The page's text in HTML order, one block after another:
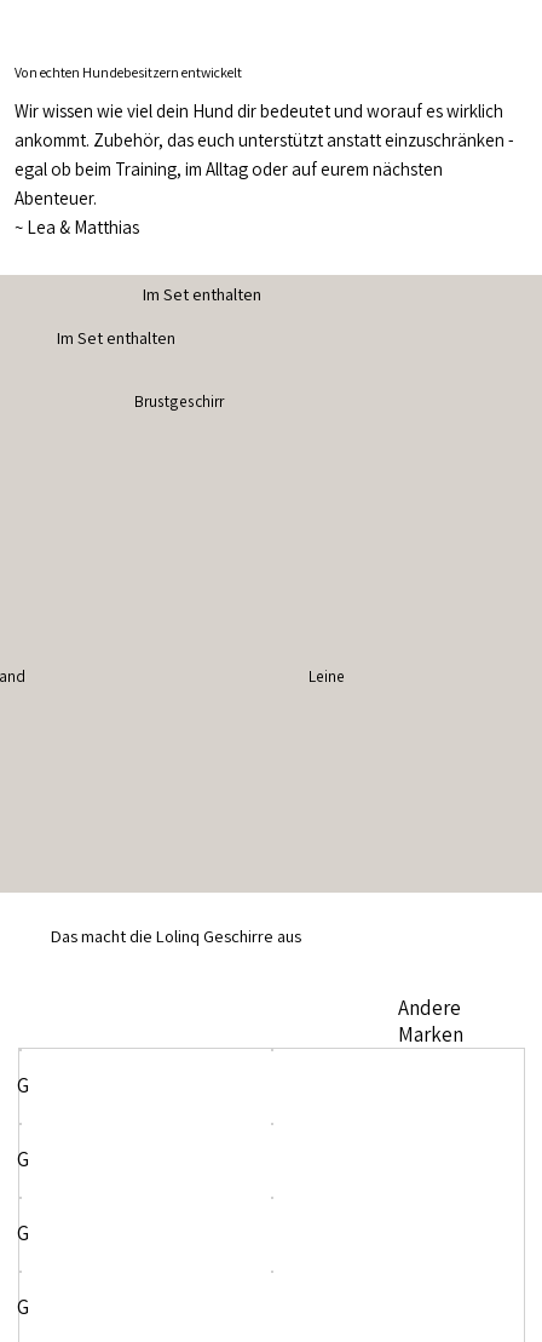
Von echten Hundebesitzern entwickelt
Wir wissen wie viel dein Hund dir bedeutet und worauf es wirklich
ankommt. Zubehör, das euch unterstützt anstatt einzuschränken -
egal ob beim Training, im Alltag oder auf eurem nächsten
Abenteuer.
~Lea & Matthias
Brustgeschirr
Im Set enthalten
Im Set enthalten
Leine
Das macht die Lolinq Geschirre aus
Andere
Marken
G
G
G
G